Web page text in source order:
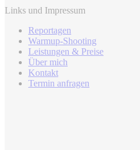
Links und Impressum
Reportagen
Warmup-Shooting
Leistungen & Preise
Über mich
Kontakt
Termin anfragen